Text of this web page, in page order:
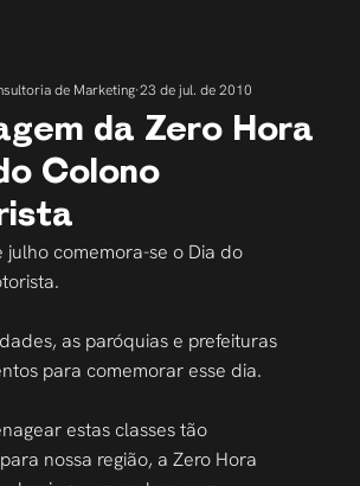
da Zero Hora
Colono
de Marketing 23 de jul. de 2010
julho comemora-se o Dia do
as paróquias e prefeituras
para comemorar esse dia.
estas classes tão
nossa região, a Zero Hora